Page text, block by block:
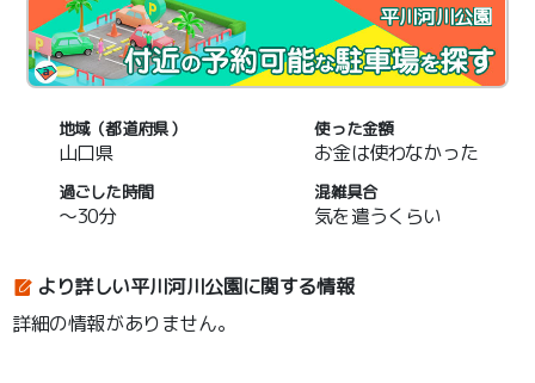
平川河川公園
地域（都道府県）
山口県
使った金額
お金は使わなかった
過ごした時間
～30分
混雑具合
気を遣うくらい
より詳しい平川河川公園に関する情報
詳細の情報がありません。